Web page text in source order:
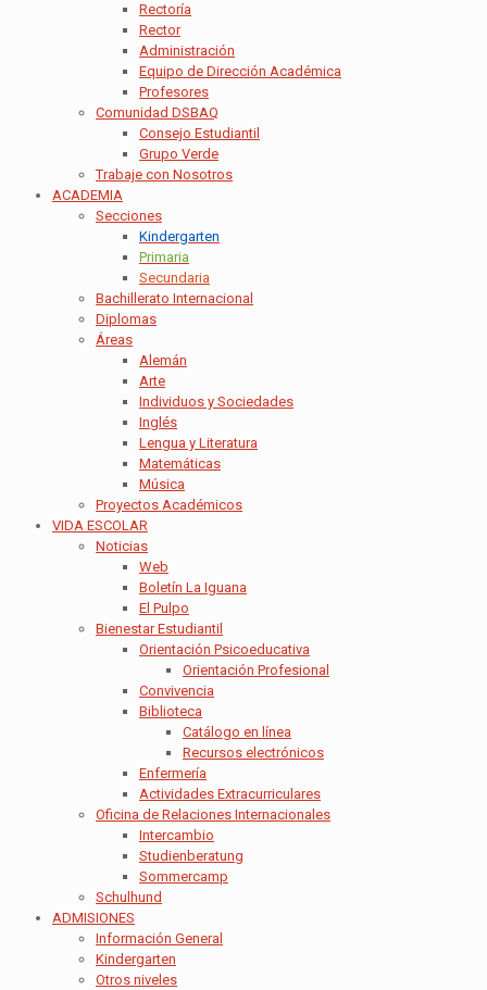
Rectoría
Rector
Administración
Equipo de Dirección Académica
Profesores
Comunidad DSBAQ
Consejo Estudiantil
Grupo Verde
Trabaje con Nosotros
ACADEMIA
Secciones
Kindergarten
Primaria
Secundaria
Bachillerato Internacional
Diplomas
Áreas
Alemán
Arte
Individuos y Sociedades
Inglés
Lengua y Literatura
Matemáticas
Música
Proyectos Académicos
VIDA ESCOLAR
Noticias
Web
Boletín La Iguana
El Pulpo
Bienestar Estudiantil
Orientación Psicoeducativa
Orientación Profesional
Convivencia
Biblioteca
Catálogo en línea
Recursos electrónicos
Enfermería
Actividades Extracurriculares
Oficina de Relaciones Internacionales
Intercambio
Studienberatung
Sommercamp
Schulhund
ADMISIONES
Información General
Kindergarten
Otros niveles